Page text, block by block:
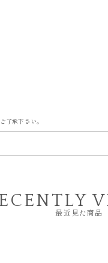
了承下さい。
最近見た商品